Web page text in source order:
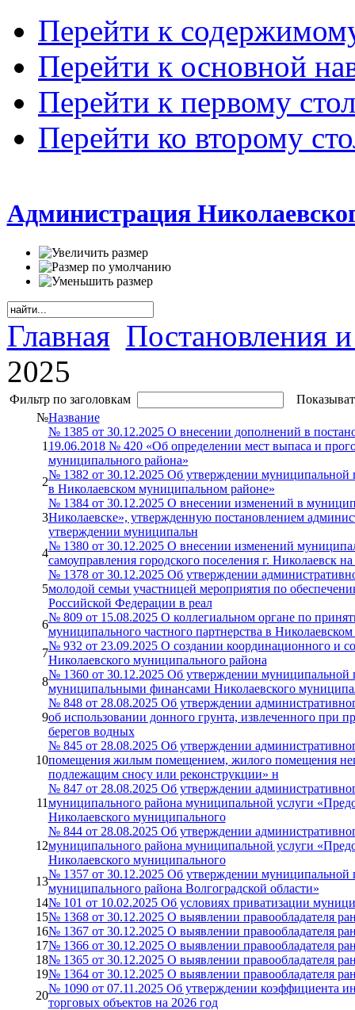
Перейти к
Перейти к основной
Перейти к первому
Перейти ко второму
Администрация
Главная Постановления
2025
Фильтр по заголовкам
№Название
1
№ 1385 от 30.12.2025 О внесении дополнений в
19.06.2018 № 420 «Об определении мест выпаса и
муниципального района»
2
№ 1382 от 30.12.2025 Об утверждении муниципальной
в Николаевском муниципальном районе»
3
№ 1384 от 30.12.2025 О внесении изменений в
Николаевске», утвержденную постановлением
утверждении муниципальн
4
№ 1380 от 30.12.2025 О внесении изменений
самоуправления городского поселения г. Николаевск
5
№ 1378 от 30.12.2025 Об утверждении
молодой семьи участницей мероприятия по
Российской Федерации в реал
6
№ 809 от 15.08.2025 О коллегиальном органе по
муниципального частного партнерства в
7
№ 932 от 23.09.2025 О создании координационного и
Николаевского муниципального района
8
№ 1360 от 30.12.2025 Об утверждении муниципальной
муниципальными финансами Николаевского
9
№ 848 от 28.08.2025 Об утверждении
об использовании донного грунта, извлеченного при
берегов водных
10
№ 845 от 28.08.2025 Об утверждении
помещения жилым помещением, жилого помещения
подлежащим сносу или реконструкции» н
11
№ 847 от 28.08.2025 Об утверждении
муниципального района муниципальной услуги
Николаевского муниципального
12
№ 844 от 28.08.2025 Об утверждении
муниципального района муниципальной услуги
Николаевского муниципального
13
№ 1357 от 30.12.2025 Об утверждении муниципальной
муниципального района Волгоградской области»
14№ 101 от 10.02.2025 Об условиях приватизации
15№ 1368 от 30.12.2025 О выявлении правообладателя
16№ 1367 от 30.12.2025 О выявлении правообладателя
17№ 1366 от 30.12.2025 О выявлении правообладателя
18№ 1365 от 30.12.2025 О выявлении правообладателя
19№ 1364 от 30.12.2025 О выявлении правообладателя
20
№ 1090 от 07.11.2025 Об утверждении коэффициента
торговых объектов на 2026 год